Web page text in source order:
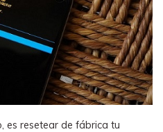
es resetear de fábrica tu